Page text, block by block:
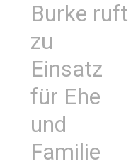
Burke ruft
zu
Einsatz
für Ehe
und
Familie